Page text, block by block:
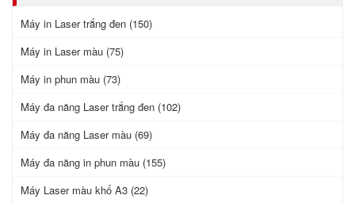
Máy in Laser trắng đen (150)
Máy in Laser màu (75)
Máy in phun màu (73)
Máy đa năng Laser trắng đen (102)
Máy đa năng Laser màu (69)
Máy đa năng in phun màu (155)
Máy Laser màu khổ A3 (22)